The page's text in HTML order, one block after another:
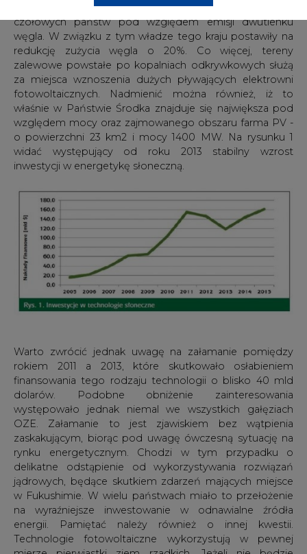
odnawialnych źródeł energii. Chiny to stale jedno z
czołowych państw pod względem emisji dwutlenku
węgla. W związku z tym władze tego kraju postawiły na
redukcję zużycia węgla o 20%. Co więcej, tereny
zalewowe powstałe po kopalniach odkrywkowych służą
za miejsca wznoszenia dużych pływających elektrowni
fotowoltaicznych. Nadmienić można również, iż to
właśnie w Państwie Środka znajduje się największa pod
względem mocy oraz zajmowanego obszaru farma PV -
o powierzchni 23 km2 i mocy 1400 MW. Na rysunku 1
widać występujący od roku 2013 stabilny wzrost
inwestycji w energetykę słoneczną.
Warto zwrócić jednak uwagę na załamanie pomiędzy
rokiem 2011 a 2013, które skutkowało osłabieniem
finansowania tego rodzaju technologii o blisko 40 mld
dolarów. Podobne obniżenie zainteresowania
występowało jednak niemal we wszystkich gałęziach
OZE. Załamanie to jest zjawiskiem bez wątpienia
zaskakującym, biorąc pod uwagę ówczesną sytuację na
rynku energetycznym. Chodzi w tym przypadku o
delikatne odstąpienie od wykorzystywania rozwiązań
jądrowych, będące skutkiem zdarzeń mających miejsce
w Fukushimie. W wielu państwach miało to przełożenie
na wyraźniejsze inwestowanie w odnawialne źródła
energii. Pamiętać należy również o innej kwestii.
Technologie fotowoltaiczne wykorzystują w pewnej